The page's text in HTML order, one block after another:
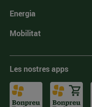
Energia
Mobilitat
Les nostres apps